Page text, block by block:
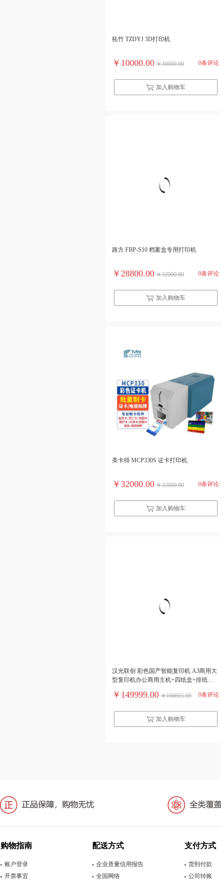
拓竹 TZDYJ 3D打印机
￥10000.00 ￥10000.00 0条评论
加入购物车
路方 FBP-S10 档案盒专用打印机
￥28800.00 ￥32000.00 0条评论
加入购物车
美卡得 MCP330S 证卡打印机
￥32000.00 ￥32000.00 0条评论
加入购物车
汉光联创 彩色国产智能复印机 A3商用大
型复印机办公商用主机+四纸盒+排纸处
￥149999.00 ￥166665.00 0条评论
加入购物车
购物指南
账户登录
开票事宜
配送方式
企业质量信用报告
全国网络
支付方式
货到付款
公司转账